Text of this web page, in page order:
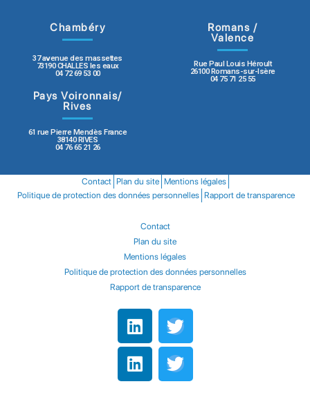
Chambéry
37 avenue des massettes
73190 CHALLES les eaux
04 72 69 53 00
Romans /
Valence
Rue Paul Louis Héroult
26100 Romans-sur-Isère
04 75 71 25 55
Pays Voironnais/
Rives
61 rue Pierre Mendès France
38140 RIVES
04 76 65 21 26
Contact Plan du site Mentions légales
Politique de protection des données personnelles Rapport de transparence
Contact
Plan du site
Mentions légales
Politique de protection des données personnelles
Rapport de transparence